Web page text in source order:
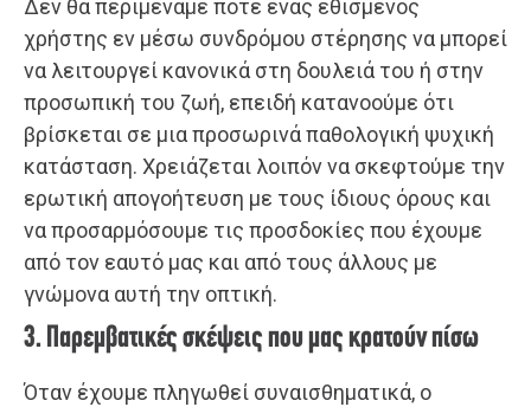
Δεν θα περιμέναμε ποτέ ένας εθισμένος
χρήστης εν μέσω συνδρόμου στέρησης να μπορεί
να λειτουργεί κανονικά στη δουλειά του ή στην
προσωπική του ζωή, επειδή κατανοούμε ότι
βρίσκεται σε μια προσωρινά παθολογική ψυχική
κατάσταση. Χρειάζεται λοιπόν να σκεφτούμε την
ερωτική απογοήτευση με τους ίδιους όρους και
να προσαρμόσουμε τις προσδοκίες που έχουμε
από τον εαυτό μας και από τους άλλους με
γνώμονα αυτή την οπτική.
3. Παρεμβατικές σκέψεις που μας κρατούν πίσω
Όταν έχουμε πληγωθεί συναισθηματικά, ο